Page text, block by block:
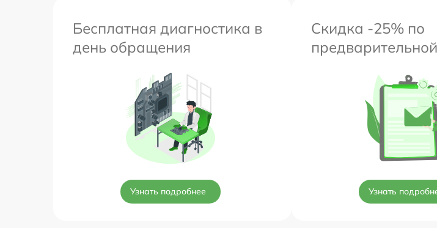
Бесплатная диагностика в
день обращения
Узнать подробнее
Скидка -25% по
Узнать